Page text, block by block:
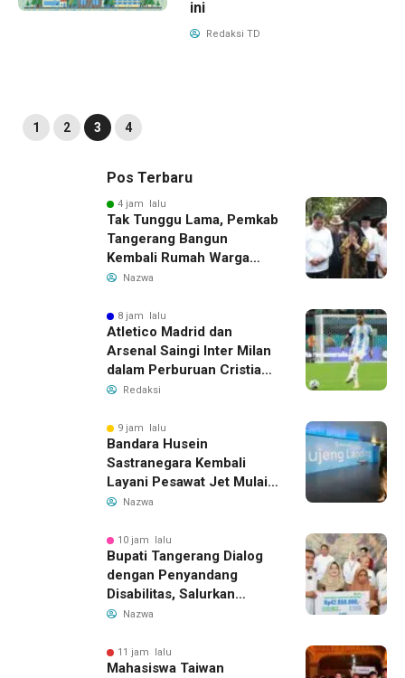
ini
Redaksi TD
1 2 3 4
Pos Terbaru
4 jam lalu
Tak Tunggu Lama, Pemkab
Tangerang Bangun
Kembali Rumah Warga
yang Roboh Akibat Puting
Nazwa
8 jam lalu
Atletico Madrid dan
Arsenal Saingi Inter Milan
dalam Perburuan Cristian
Romero, Transfer Bek
Redaksi
9 jam lalu
Bandara Husein
Sastranegara Kembali
Layani Pesawat Jet Mulai
14 Agustus 2026, Garuda
Bandung-Denpasar
Nazwa
10 jam lalu
Bupati Tangerang Dialog
dengan Penyandang
Disabilitas, Salurkan
Bantuan dan Tampung
Nazwa
11 jam lalu
Mahasiswa Taiwan